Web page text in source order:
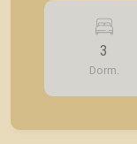
social; - Sala
com armários
Edícula com: -
Corredor, - 2 vagas de garagem. A Piramid tem
como objetivo
3
Dorm.